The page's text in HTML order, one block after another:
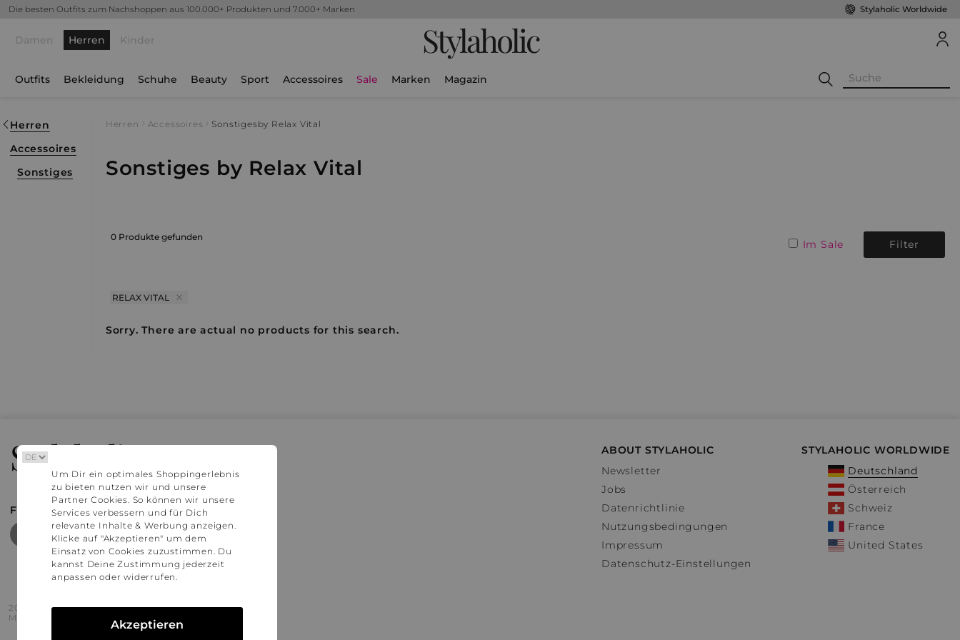
Die besten Outfits zum Nachshoppen aus 100.000+ Produkten und 7.000+ Marken Stylaholic Worldwide
Damen Herren Kinder Stylaholic
Outfits Bekleidung Schuhe Beauty Sport Accessoires Sale Marken Magazin
Herren
Accessoires
Sonstiges
Herren Accessoires Sonstigesby Relax Vital
Sonstiges by Relax Vital
0 Produkte gefunden
Im Sale Filter
RELAX VITAL
Sorry. There are actual no products for this search.
Stylaholic
FIND MORE INSPIRATION
ABOUT STYLAHOLIC
Newsletter
Jobs
Datenrichtlinie
Nutzungsbedingungen
Impressum
Datenschutz-Einstellungen
STYLAHOLIC WORLDWIDE
Deutschland
Österreich
Schweiz
France
United States
2016 - 2026 © Stylaholic.
Made for you with love in munich.
Um Dir ein optimales Shoppingerlebnis
zu bieten nutzen wir und unsere
Partner Cookies. So können wir unsere
Services verbessern und für Dich
relevante Inhalte & Werbung anzeigen.
Klicke auf "Akzeptieren" um dem
Einsatz von Cookies zuzustimmen. Du
kannst Deine Zustimmung jederzeit
anpassen oder widerrufen.
Akzeptieren